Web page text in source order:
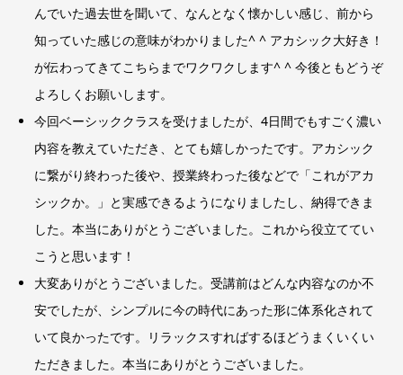
んでいた過去世を聞いて、なんとなく懐かしい感じ、前から
知っていた感じの意味がわかりました^ ^ アカシック大好き！
が伝わってきてこちらまでワクワクします^ ^ 今後ともどうぞ
よろしくお願いします。
今回ベーシッククラスを受けましたが、4日間でもすごく濃い
内容を教えていただき、とても嬉しかったです。アカシック
に繋がり終わった後や、授業終わった後などで「これがアカ
シックか。」と実感できるようになりましたし、納得できま
した。本当にありがとうございました。これから役立ててい
こうと思います！
大変ありがとうございました。受講前はどんな内容なのか不
安でしたが、シンプルに今の時代にあった形に体系化されて
いて良かったです。リラックスすればするほどうまくいくい
ただきました。本当にありがとうございました。